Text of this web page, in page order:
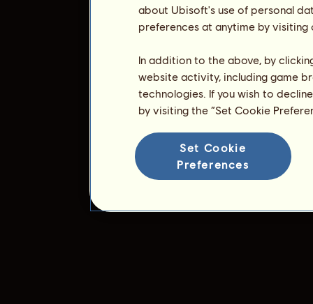
about Ubisoft's use of personal
preferences at anytime by
In addition to the above, by
website activity, including game
technologies. If you wish to
by visiting the “Set Cookie
Set Cookie
Preferences